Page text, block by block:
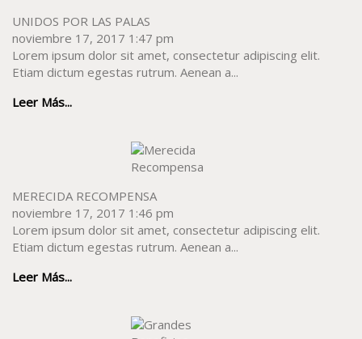
UNIDOS POR LAS PALAS
noviembre 17, 2017 1:47 pm
Lorem ipsum dolor sit amet, consectetur adipiscing elit.
Etiam dictum egestas rutrum. Aenean a...
Leer Más...
MERECIDA RECOMPENSA
noviembre 17, 2017 1:46 pm
Lorem ipsum dolor sit amet, consectetur adipiscing elit.
Etiam dictum egestas rutrum. Aenean a...
Leer Más...